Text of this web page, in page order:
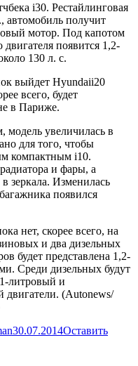
i30. Рестайлинговая
автомобиль получит
мотор. Под капотом
появится 1,2-
130 л. с.
выйдет Hyundaii20
всего, будет
в Париже.
увеличилась в
для того, чтобы
компактным i10.
и фары, а
зеркала. Изменилась
появился
нет, скорее всего, на
и два дизельных
будет представлена 1,2-
Среди дизельных будут
литровый и
(Autonews/
30.07.2014Оставить